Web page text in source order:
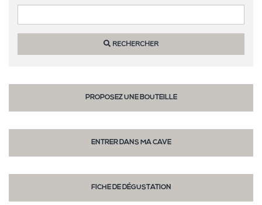
RECHERCHER
PROPOSEZ UNE BOUTEILLE
ENTRER DANS MA CAVE
FICHE DE DÉGUSTATION